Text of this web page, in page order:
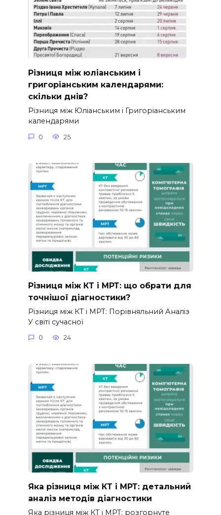
Різниця між юліанським і
григоріанським календарями:
скільки днів?
Різниця між Юліанським і Григоріанським
календарями
0 25
Різниця між КТ і МРТ: що обрати для
точнішої діагностики?
Різниця між КТ і МРТ: Порівняльний Аналіз
У світі сучасної
0 24
Яка різниця між КТ і МРТ: детальний
аналіз методів діагностики
Яка різниця між КТ і МРТ: розгорнуте